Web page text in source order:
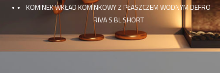
KOMINEK WKŁAD KOMINKOWY Z PŁASZCZEM WODNYM DEFRO
RIVA S BL SHORT